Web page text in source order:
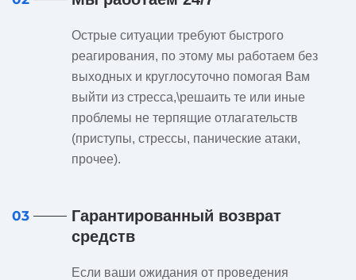
Острые ситуации требуют быстрого
реагирования, по этому мы работаем без
выходных и круглосуточно помогая Вам
выйти из стресса,\решаить те или иные
проблемы не терпящие отлагательств
(приступы, стрессы, панические атаки,
прочее).
03
Гарантированный возврат
средств
Если ваши ожидания от проведения